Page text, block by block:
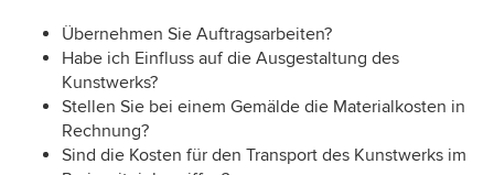
Übernehmen Sie Auftragsarbeiten?
Habe ich Einfluss auf die Ausgestaltung des
Kunstwerks?
Stellen Sie bei einem Gemälde die Materialkosten in
Rechnung?
Sind die Kosten für den Transport des Kunstwerks im